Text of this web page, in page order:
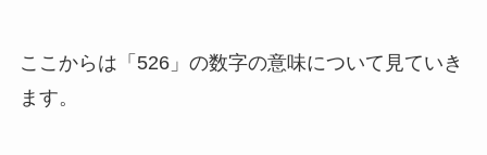
ここからは「526」の数字の意味について見ていき
ます。